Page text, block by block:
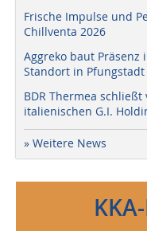
Frische Impulse und
Chillventa 2026
Aggreko baut
Standort in Pfungstadt
BDR Thermea
italienischen G.I.
» Weitere News